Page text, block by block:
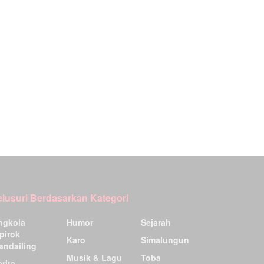
Berdasarkan Kategori
Humor
Karo
Musik & Lagu
Sejarah
Simalungun
Toba